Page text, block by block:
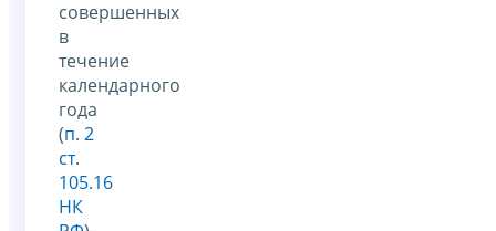
совершенных
в
течение
календарного
года
(п. 2
ст.
105.16
НК